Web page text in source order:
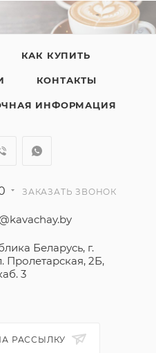
КАК КУПИТЬ
КОНТАКТЫ
ИНФОРМАЦИЯ
ЗАКАЗАТЬ ЗВОНОК
Беларусь, г.
Пролетарская, 2Б,
3
РАССЫЛКУ